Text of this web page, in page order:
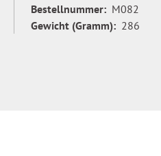
Bestellnummer: M082
Gewicht (Gramm): 286